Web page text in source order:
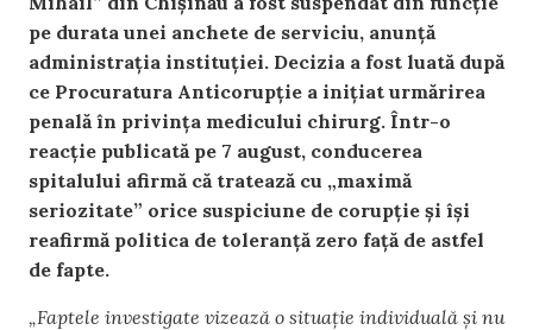
pe durata unei anchete de serviciu, anunță
administrația instituției. Decizia a fost luată după
ce Procuratura Anticorupție a inițiat urmărirea
penală în privința medicului chirurg. Într-o
reacție publicată pe 7 august, conducerea
spitalului afirmă că tratează cu „maximă
seriozitate” orice suspiciune de corupție și își
reafirmă politica de toleranță zero față de astfel
de fapte.
„Faptele investigate vizează o situație individuală și nu